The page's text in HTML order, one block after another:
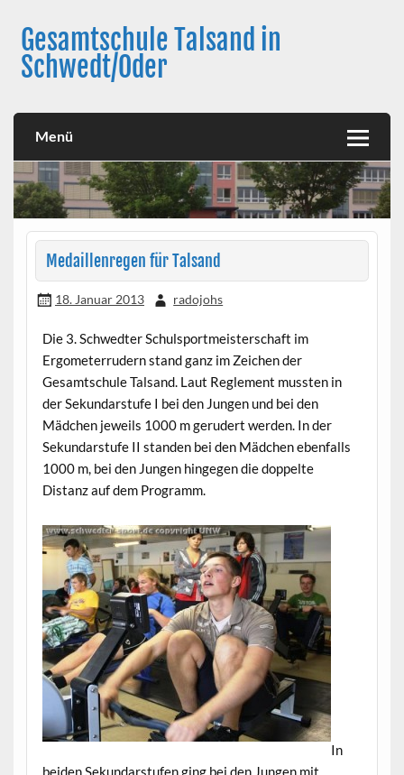
contentGesamtschule Talsand in
Schwedt/Oder
Menü
Medaillenregen für Talsand
18. Januar 2013 radojohs
Die 3. Schwedter Schulsportmeisterschaft im
Ergometerrudern stand ganz im Zeichen der
Gesamtschule Talsand. Laut Reglement mussten in
der Sekundarstufe I bei den Jungen und bei den
Mädchen jeweils 1000 m gerudert werden. In der
Sekundarstufe II standen bei den Mädchen ebenfalls
1000 m, bei den Jungen hingegen die doppelte
Distanz auf dem Programm.
In
beiden Sekundarstufen ging bei den Jungen mit